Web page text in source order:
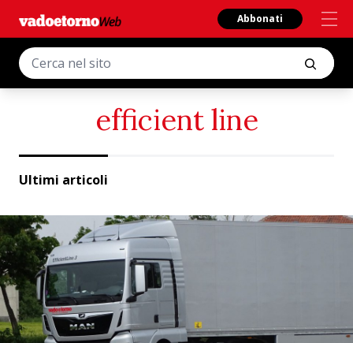
Abbonati
efficient line
Ultimi articoli